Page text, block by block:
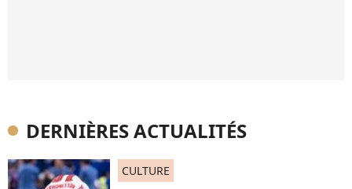
DERNIÈRES ACTUALITÉS
CULTURE